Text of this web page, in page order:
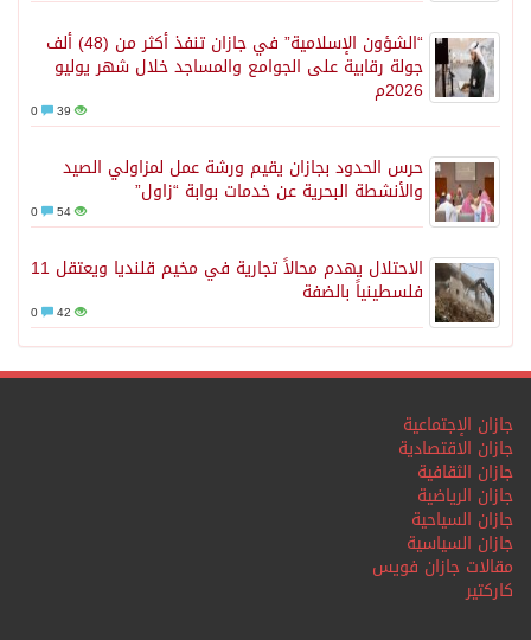
“الشؤون الإسلامية” في جازان تنفذ أكثر من (48) ألف
جولة رقابية على الجوامع والمساجد خلال شهر يوليو
2026م
39
حرس الحدود بجازان يقيم ورشة عمل لمزاولي الصيد
والأنشطة البحرية عن خدمات بوابة “زاول”
54
الاحتلال يهدم محالاً تجارية في مخيم قلنديا ويعتقل 11
فلسطينياً بالضفة
42
جازان الإجتماعية
جازان الاقتصادية
جازان الثقافية
جازان الرياضية
جازان السياحية
جازان السياسية
مقالات جازان فويس
كاركتير